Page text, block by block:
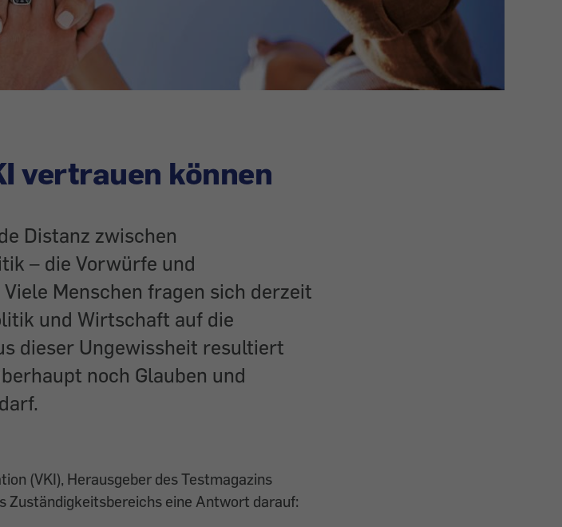
vertrauen können
Distanz zwischen
– die Vorwürfe und
Menschen fragen sich derzeit
und Wirtschaft auf die
dieser Ungewissheit resultiert
noch Glauben und
(VKI), Herausgeber des Testmagazins
Zuständigkeitsbereichs eine Antwort darauf: